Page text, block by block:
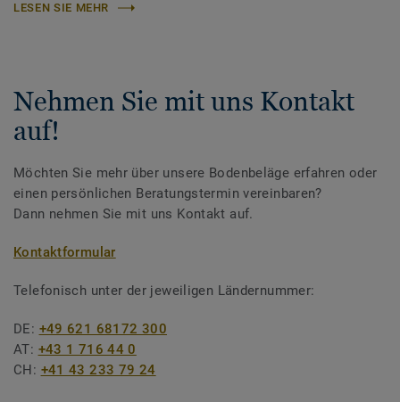
LESEN SIE MEHR
Nehmen Sie mit uns Kontakt
auf!
Möchten Sie mehr über unsere Bodenbeläge erfahren oder
einen persönlichen Beratungstermin vereinbaren?
Dann nehmen Sie mit uns Kontakt auf.
Kontaktformular
Telefonisch unter der jeweiligen Ländernummer:
DE: +49 621 68172 300
AT: +43 1 716 44 0
CH: +41 43 233 79 24